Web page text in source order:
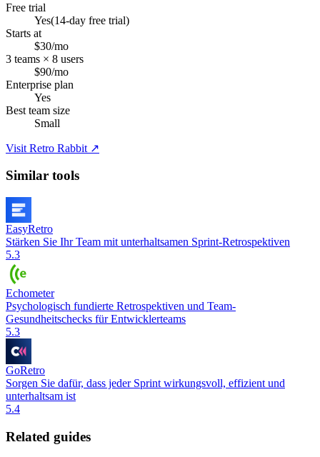
Free trial
Yes(14-day free trial)
Starts at
$30/mo
3 teams × 8 users
$90/mo
Enterprise plan
Yes
Best team size
Small
Visit Retro Rabbit ↗
Similar tools
EasyRetro
Stärken Sie Ihr Team mit unterhaltsamen Sprint-Retrospektiven
5.3
Echometer
Psychologisch fundierte Retrospektiven und Team-
Gesundheitschecks für Entwicklerteams
5.3
GoRetro
Sorgen Sie dafür, dass jeder Sprint wirkungsvoll, effizient und
unterhaltsam ist
5.4
Related guides